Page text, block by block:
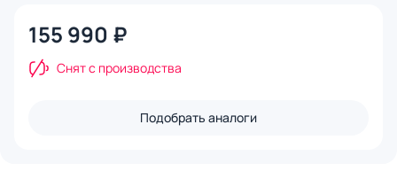
155 990 ₽
Снят с производства
Подобрать аналоги